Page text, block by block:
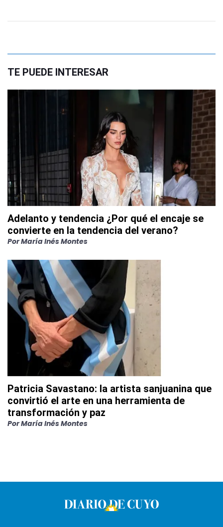
TE PUEDE INTERESAR
Adelanto y tendencia ¿Por qué el encaje se
convierte en la tendencia del verano?
PorMaría Inés Montes
Patricia Savastano: la artista sanjuanina que
convirtió el arte en una herramienta de
transformación y paz
PorMaría Inés Montes